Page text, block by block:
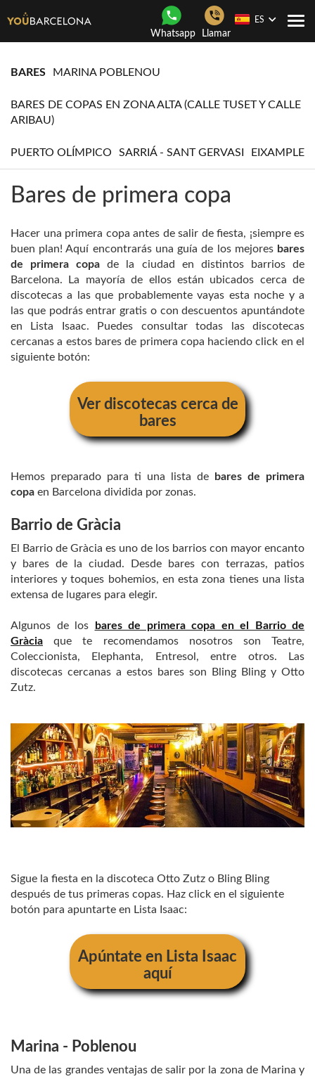
Whatsapp Llamar
ES
BARES MARINA POBLENOU
BARES DE COPAS EN ZONA ALTA (CALLE TUSET Y CALLE
ARIBAU)
PUERTO OLÍMPICO SARRIÁ - SANT GERVASI EIXAMPLE
Bares de primera copa
Hacer una primera copa antes de salir de fiesta, ¡siempre es
buen plan! Aquí encontrarás una guía de los mejores bares
de primera copa de la ciudad en distintos barrios de
Barcelona. La mayoría de ellos están ubicados cerca de
discotecas a las que probablemente vayas esta noche y a
las que podrás entrar gratis o con descuentos apuntándote
en Lista Isaac. Puedes consultar todas las discotecas
cercanas a estos bares de primera copa haciendo click en el
siguiente botón:
Ver discotecas cerca de
bares
Hemos preparado para ti una lista de
bares de primera
copa en Barcelona dividida por zonas.
Barrio de Gràcia
El Barrio de Gràcia es uno de los barrios con mayor encanto
y bares de la ciudad. Desde bares con terrazas, patios
interiores y toques bohemios, en esta zona tienes una lista
extensa de lugares para elegir.
Algunos de los
bares de primera copa en el Barrio de
Gràcia que te recomendamos nosotros son Teatre,
Coleccionista, Elephanta, Entresol, entre otros. Las
discotecas cercanas a estos bares son Bling Bling y Otto
Zutz.
Sigue la fiesta en la discoteca Otto Zutz o Bling Bling
después de tus primeras copas. Haz click en el siguiente
botón para apuntarte en Lista Isaac:
Apúntate en Lista Isaac
aquí
Marina - Poblenou
Una de las grandes ventajas de salir por la zona de Marina y